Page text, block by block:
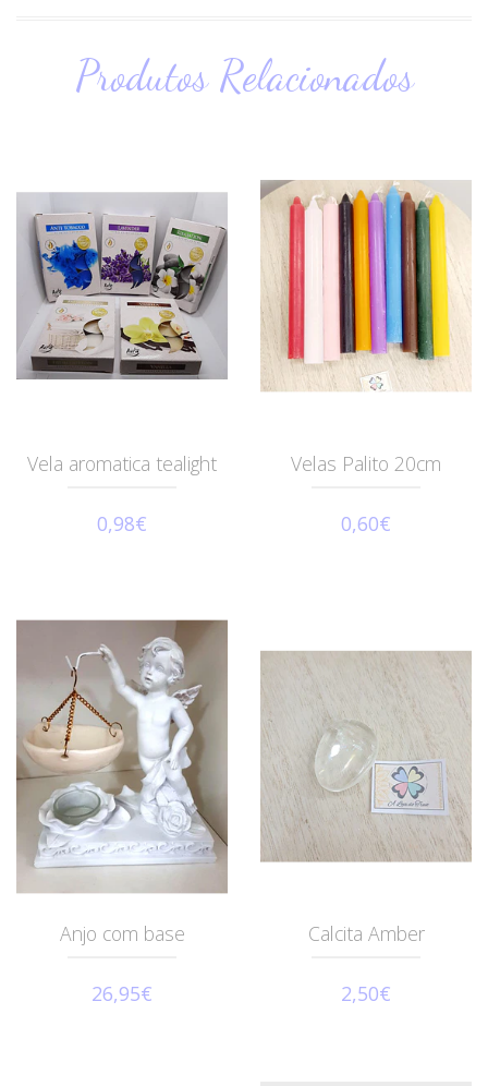
Produtos Relacionados
Vela aromatica tealight
0,98€
Velas Palito 20cm
0,60€
Anjo com base
26,95€
Calcita Amber
2,50€